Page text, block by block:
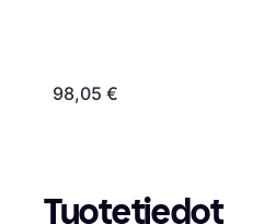
98,05 €
Tuotetiedot